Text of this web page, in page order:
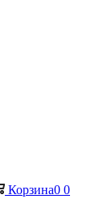
Корзина0 0